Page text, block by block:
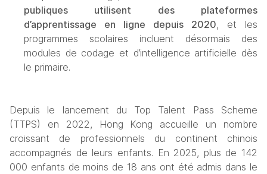
publiques utilisent des plateformes
d’apprentissage en ligne depuis 2020, et les
programmes scolaires incluent désormais des
modules de codage et d’intelligence artificielle dès
le primaire.
Depuis le lancement du Top Talent Pass Scheme
(TTPS) en 2022, Hong Kong accueille un nombre
croissant de professionnels du continent chinois
accompagnés de leurs enfants. En 2025, plus de 142
000 enfants de moins de 18 ans ont été admis dans le